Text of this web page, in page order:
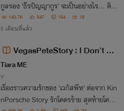
กูลรอง 'ธีรปัญญากูร' จะเป็นอย่างไร... ติดต
ามได้ วันที่ 6 ธันวาคม 2565 เวลา 16.06
140.7K 547 164 18
5 เดือนที่แล้ว
VegasPeteStory : I Don't Be
come The Satan
Tiara ME
Y
เรื่องราวความรักของ 'เวกัสพีท' ต่อจาก Kin
nPorsche Story รักโคตรร้าย สุดท้ายโคตร